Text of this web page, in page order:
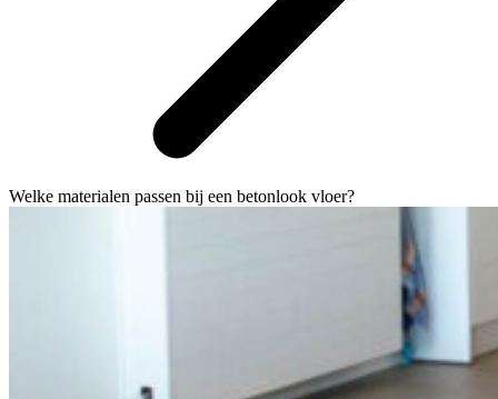
Welke materialen passen bij een betonlook vloer?